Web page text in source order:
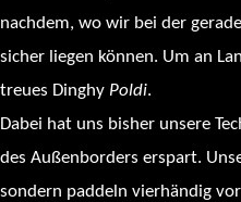
nachdem, wo wir bei der
sicher liegen können. Um an
treues Dinghy Poldi.
Dabei hat uns bisher unsere
des Außenborders erspart.
sondern paddeln vierhändig